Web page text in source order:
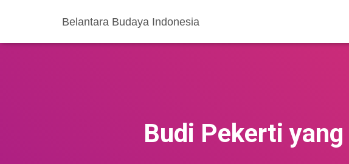
Belantara Budaya Indonesia
Budi Pekerti